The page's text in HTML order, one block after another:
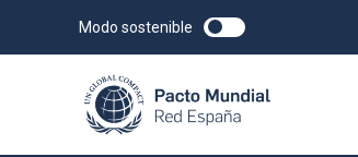
Modo sostenible